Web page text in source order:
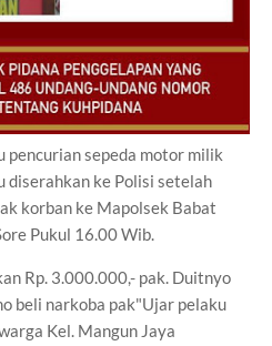
pencurian sepeda motor milik
diserahkan ke Polisi setelah
korban ke Mapolsek Babat
Pukul 16.00 Wib.
Rp. 3.000.000,- pak. Duitnyo
beli narkoba pak"Ujar pelaku
Kel. Mangun Jaya